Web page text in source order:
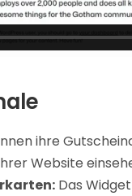
ihre
Website
Das